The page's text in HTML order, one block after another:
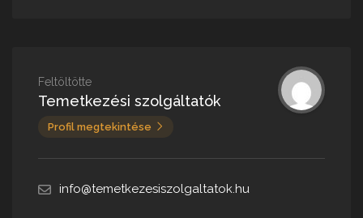
Feltöltötte
Temetkezési szolgáltatók
Profil megtekintése
info@temetkezesiszolgaltatok.hu